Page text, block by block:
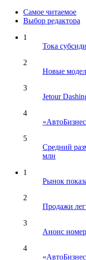
Самое читаемое
Выбор редактора
1
Тока
2
Новые
3
Jetour
4
5
Средний
млн
1
Рынок
2
Продажи
3
Анонс
4